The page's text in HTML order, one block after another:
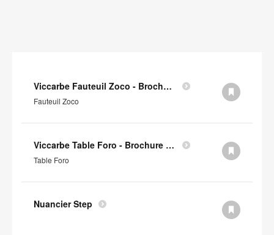
Viccarbe Fauteuil Zoco - Brochure (en anglais)
Fauteuil Zoco
Viccarbe Table Foro - Brochure (en anglais)
Table Foro
Nuancier Step